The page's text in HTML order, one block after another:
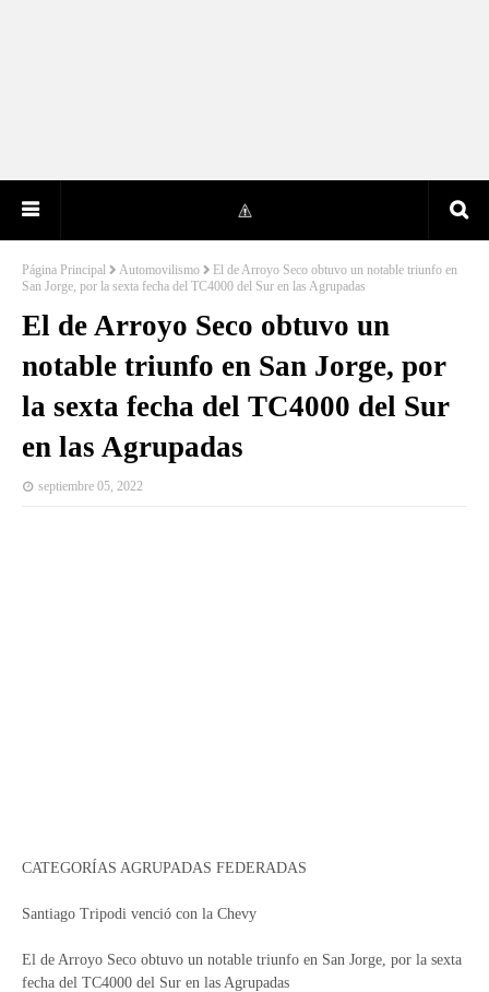
Página Principal Automovilismo
El de Arroyo Seco obtuvo un notable triunfo en
San Jorge, por la sexta fecha del TC4000 del Sur en las Agrupadas
El de Arroyo Seco obtuvo un
notable triunfo en San Jorge, por
la sexta fecha del TC4000 del Sur
en las Agrupadas
septiembre 05, 2022
CATEGORÍAS AGRUPADAS FEDERADAS
Santiago Tripodi venció con la Chevy
El de Arroyo Seco obtuvo un notable triunfo en San Jorge, por la sexta
fecha del TC4000 del Sur en las Agrupadas